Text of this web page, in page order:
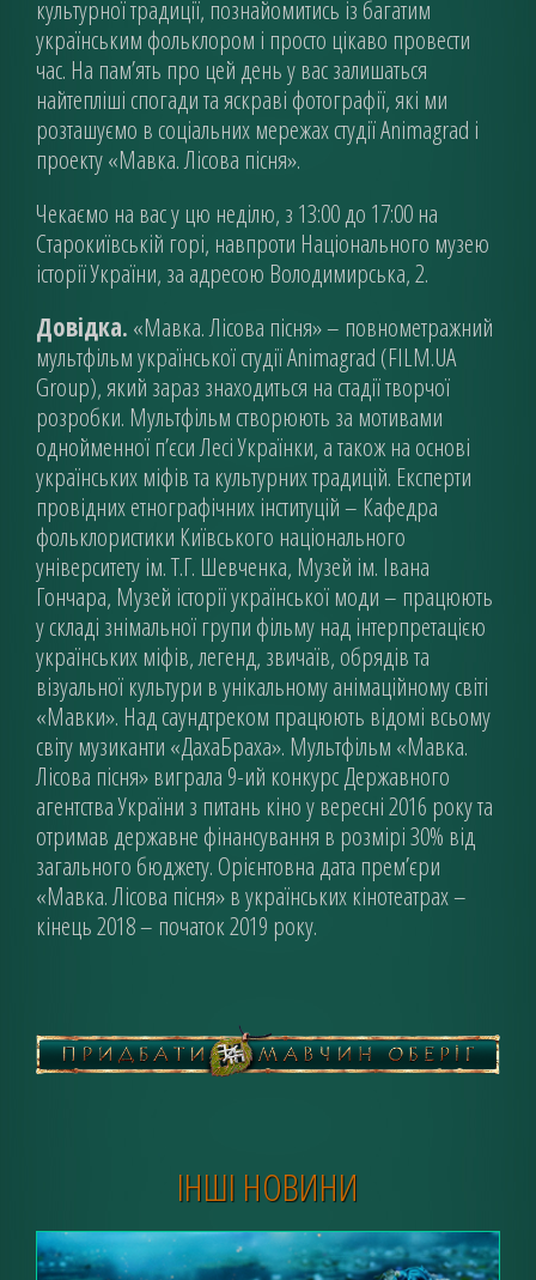
культурної традиції, познайомитись із багатим
українським фольклором і просто цікаво провести
час. На пам’ять про цей день у вас залишаться
найтепліші спогади та яскраві фотографії, які ми
розташуємо в соціальних мережах студії Animagrad і
проекту «Мавка. Лісова пісня».
Чекаємо на вас у цю неділю, з 13:00 до 17:00 на
Старокиївській горі, навпроти Національного музею
історії України, за адресою Володимирська, 2.
Довідка. «Мавка. Лісова пісня» – повнометражний
мультфільм української студії Animagrad (FILM.UA
Group), який зараз знаходиться на стадії творчої
розробки. Мультфільм створюють за мотивами
однойменної п’єси Лесі Українки, а також на основі
українських міфів та культурних традицій. Експерти
провідних етнографічних інституцій – Кафедра
фольклористики Київського національного
університету ім. Т.Г. Шевченка, Музей ім. Івана
Гончара, Музей історії української моди – працюють
у складі знімальної групи фільму над інтерпретацією
українських міфів, легенд, звичаїв, обрядів та
візуальної культури в унікальному анімаційному світі
«Мавки». Над саундтреком працюють відомі всьому
світу музиканти «ДахаБраха». Мультфільм «Мавка.
Лісова пісня» виграла 9-ий конкурс Державного
агентства України з питань кіно у вересні 2016 року та
отримав державне фінансування в розмірі 30% від
загального бюджету. Орієнтовна дата прем’єри
«Мавка. Лісова пісня» в українських кінотеатрах –
кінець 2018 – початок 2019 року.
ІНШІ НОВИНИ